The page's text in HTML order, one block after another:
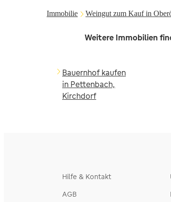
Immobilie Weingut zum Kauf in
Weitere Immobilien
Bauernhof kaufen
in Pettenbach,
Kirchdorf
Hilfe & Kontakt
AGB